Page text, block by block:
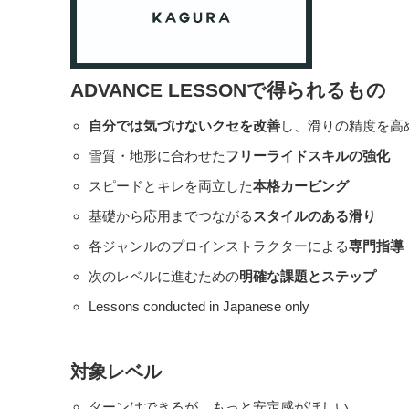
ADVANCE LESSONで得られるもの
自分では気づけないクセを改善し、滑りの精度を高
雪質・地形に合わせたフリーライドスキルの強化
スピードとキレを両立した本格カービング
基礎から応用までつながる スタイルのある滑り
各ジャンルのプロインストラクターによる専門指導
次のレベルに進むための明確な課題とステップ
Lessons conducted in Japanese only
対象レベル